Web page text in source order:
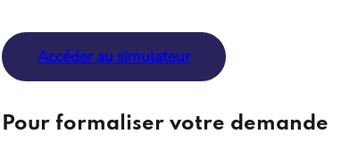
Accéder au simulateur
Pour formaliser votre demande